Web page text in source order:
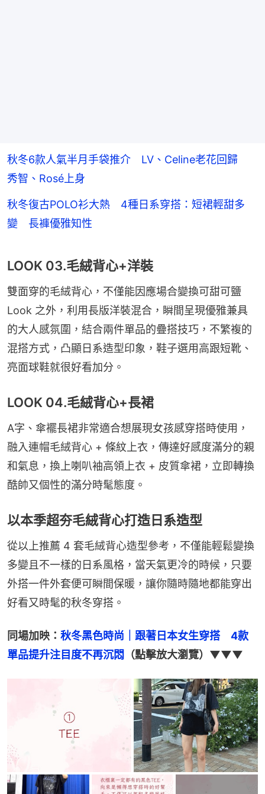
秋冬6款人氣半月手袋推介 LV、Celine老花回歸
秀智、Rosé上身
秋冬復古POLO衫大熱 4種日系穿搭：短裙輕甜多
變 長褲優雅知性
LOOK 03.毛絨背心+洋裝
雙面穿的毛絨背心，不僅能因應場合變換可甜可鹽
Look 之外，利用長版洋裝混合，瞬間呈現優雅兼具
的大人感氛圍，結合兩件單品的疊搭技巧，不繁複的
混搭方式，凸顯日系造型印象，鞋子選用高跟短靴、
亮面球鞋就很好看加分。
LOOK 04.毛絨背心+長裙
A字、傘襬長裙非常適合想展現女孩感穿搭時使用，
融入連帽毛絨背心 + 條紋上衣，傳達好感度滿分的親
和氣息，換上喇叭袖高領上衣 + 皮質傘裙，立即轉換
酷帥又個性的滿分時髦態度。
以本季超夯毛絨背心打造日系造型
從以上推薦 4 套毛絨背心造型參考，不僅能輕鬆變換
多變且不一樣的日系風格，當天氣更冷的時候，只要
外搭一件外套便可瞬間保暖，讓你隨時隨地都能穿出
好看又時髦的秋冬穿搭。
同場加映： 秋冬黑色時尚｜跟著日本女生穿搭　4款
單品提升注目度不再沉悶 （點擊放大瀏覽）▼▼▼